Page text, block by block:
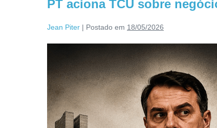
PT aciona TCU sobre
Jean Piter | Postado em 18/05/2026